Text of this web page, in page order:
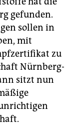
gefunden.
sollen in
mit
zu
Nürnberg-
sitzt nun